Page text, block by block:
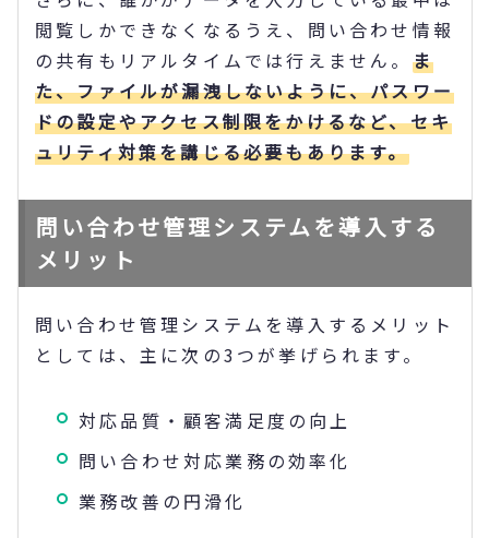
閲覧しかできなくなるうえ、問い合わせ情報
の共有もリアルタイムでは行えません。 ま
た、ファイルが漏洩しないように、パスワー
ドの設定やアクセス制限をかけるなど、セキ
ュリティ対策を講じる必要もあります。
問い合わせ管理システムを導入する
メリット
問い合わせ管理システムを導入するメリット
としては、主に次の3つが挙げられます。
対応品質・顧客満足度の向上
問い合わせ対応業務の効率化
業務改善の円滑化